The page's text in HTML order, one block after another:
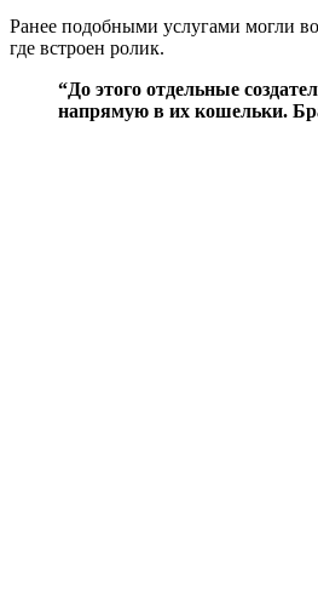
Ранее подобными услугами могли
где встроен ролик.
“До этого отдельные
напрямую в их кошельки.